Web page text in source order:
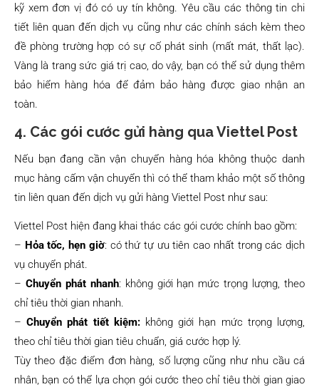
kỹ xem đơn vị đó có uy tín không. Yêu cầu các thông tin chi
tiết liên quan đến dịch vụ cũng như các chính sách kèm theo
đề phòng trường hợp có sự cố phát sinh (mất mát, thất lạc).
Vàng là trang sức giá trị cao, do vậy, bạn có thể sử dụng thêm
bảo hiểm hàng hóa để đảm bảo hàng được giao nhận an
toàn.
4. Các gói cước gửi hàng qua Viettel Post
Nếu bạn đang cần vận chuyển hàng hóa không thuộc danh
mục hàng cấm vận chuyển thì có thể tham khảo một số thông
tin liên quan đến dịch vụ gửi hàng Viettel Post như sau:
Viettel Post hiện đang khai thác các gói cước chính bao gồm:
– Hỏa tốc, hẹn giờ: có thứ tự ưu tiên cao nhất trong các dịch
vụ chuyển phát.
– Chuyển phát nhanh: không giới hạn mức trọng lượng, theo
chỉ tiêu thời gian nhanh.
–Chuyển phát tiết kiệm:không giới hạn mức trọng lượng,
theo chỉ tiêu thời gian tiêu chuẩn, giá cước hợp lý.
Tùy theo đặc điểm đơn hàng, số lượng cũng như nhu cầu cá
nhân, bạn có thể lựa chọn gói cước theo chỉ tiêu thời gian giao